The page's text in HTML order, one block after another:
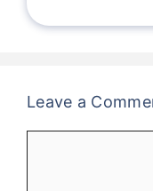
Leave a